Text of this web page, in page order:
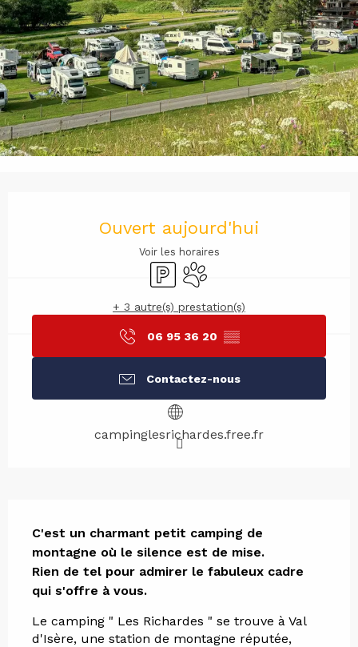
Ouvert aujourd'hui
Voir les horaires
ParkingAnimaux acceptés
+ 3 autre(s) prestation(s)
06 95 36 20 ▒▒
Contactez-nous
campinglesrichardes.free.fr
C'est un charmant petit camping de
montagne où le silence est de mise.
Rien de tel pour admirer le fabuleux cadre
qui s'offre à vous.
Le camping " Les Richardes " se trouve à Val
d'Isère, une station de montagne réputée,